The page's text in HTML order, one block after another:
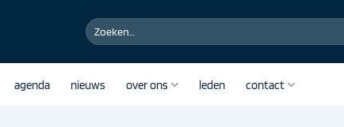
Zoeken
naar:
agenda nieuws over ons leden contact